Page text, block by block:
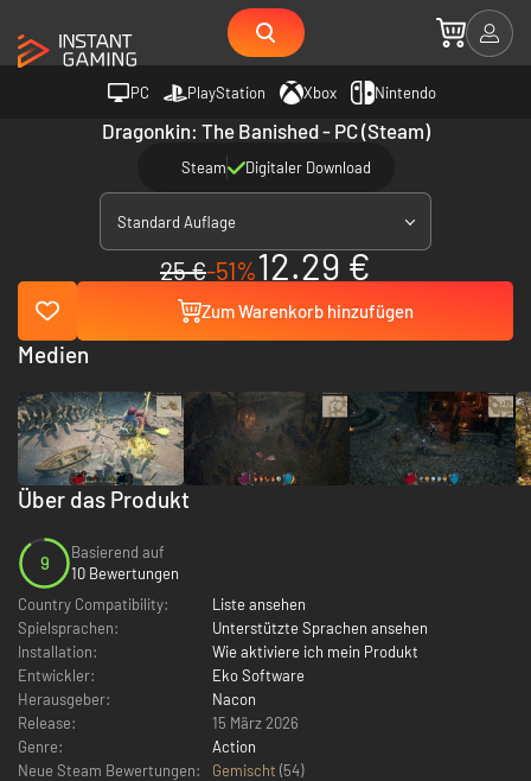
PC PlayStation Xbox Nintendo
Dragonkin: The Banished - PC (Steam)
Steam Digitaler Download
Standard Auflage
25 €-51%12.29 €
Zum Warenkorb hinzufügen
Über das Produkt
9
Basierend auf
10 Bewertungen
Country Compatibility:
Liste ansehen
Spielsprachen:
Unterstützte Sprachen ansehen
Installation:
Wie aktiviere ich mein Produkt
Entwickler:
Eko Software
Herausgeber:
Nacon
Release:
15 März 2026
Genre:
Action
Neue Steam Bewertungen:
Gemischt (54)
Medien